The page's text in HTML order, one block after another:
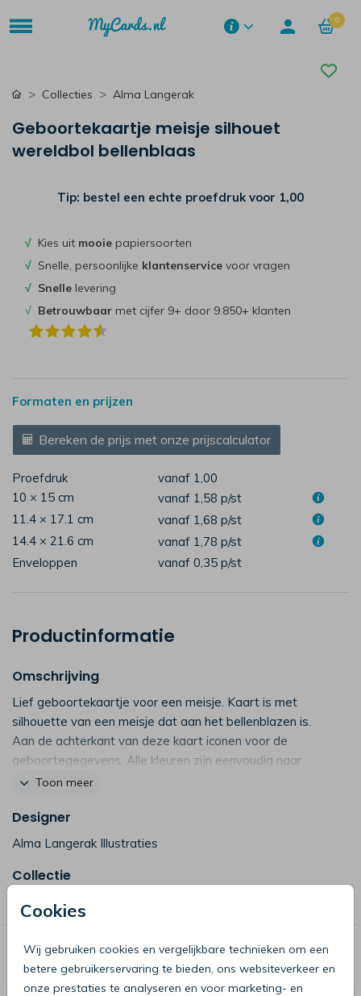
0
Cookies
Wij gebruiken cookies en vergelijkbare technieken om een
betere gebruikerservaring te bieden, ons websiteverkeer en
onze prestaties te analyseren en voor marketing- en
Collecties Alma Langerak
Geboortekaartje meisje silhouet
wereldbol bellenblaas
Tip: bestel een echte proefdruk voor 1,00
√ Kies uit mooie papiersoorten
√ Snelle, persoonlijke klantenservice voor vragen
√ Snelle levering
√ Betrouwbaar met cijfer 9+ door 9.850+ klanten
Formaten en prijzen
Bereken de prijs met onze prijscalculator
Proefdruk
vanaf 1,00
10 × 15 cm
vanaf 1,58 p/st
11.4 × 17.1 cm
vanaf 1,68 p/st
14.4 × 21.6 cm
vanaf 1,78 p/st
Enveloppen
vanaf 0,35 p/st
Productinformatie
Omschrijving
Lief geboortekaartje voor een meisje. Kaart is met
silhouette van een meisje dat aan het bellenblazen is.
Aan de achterkant van deze kaart iconen voor de
geboortegegevens. Alle kleuren zijn eenvoudig naar
wens aan te passen (20347)
Toon meer
Designer
Alma Langerak Illustraties
Collectie
Alma Langerak
Deze producten zijn wellicht ook iets
voor je